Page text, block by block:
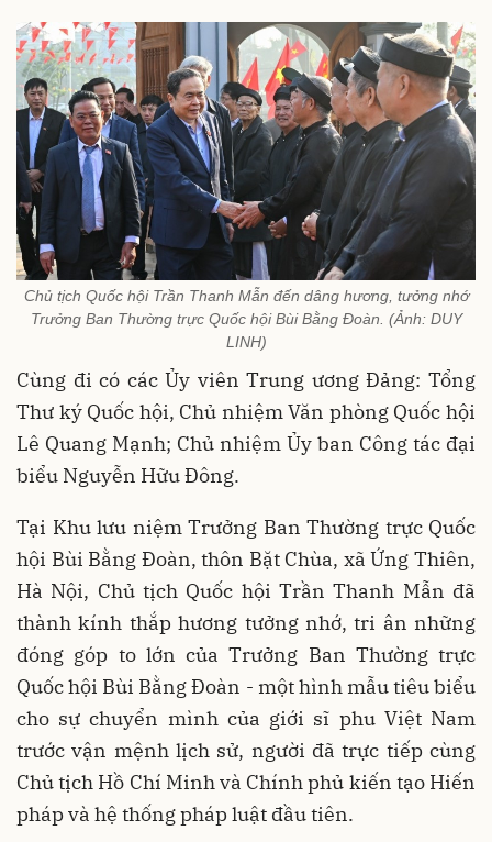
Chủ tịch Quốc hội Trần Thanh Mẫn đến dâng hương, tưởng nhớ
Trưởng Ban Thường trực Quốc hội Bùi Bằng Đoàn. (Ảnh: DUY
LINH)
Cùng đi có các Ủy viên Trung ương Đảng: Tổng
Thư ký Quốc hội, Chủ nhiệm Văn phòng Quốc hội
Lê Quang Mạnh; Chủ nhiệm Ủy ban Công tác đại
biểu Nguyễn Hữu Đông.
Tại Khu lưu niệm Trưởng Ban Thường trực Quốc
hội Bùi Bằng Đoàn, thôn Bặt Chùa, xã Ứng Thiên,
Hà Nội, Chủ tịch Quốc hội Trần Thanh Mẫn đã
thành kính thắp hương tưởng nhớ, tri ân những
đóng góp to lớn của Trưởng Ban Thường trực
Quốc hội Bùi Bằng Đoàn - một hình mẫu tiêu biểu
cho sự chuyển mình của giới sĩ phu Việt Nam
trước vận mệnh lịch sử, người đã trực tiếp cùng
Chủ tịch Hồ Chí Minh và Chính phủ kiến tạo Hiến
pháp và hệ thống pháp luật đầu tiên.